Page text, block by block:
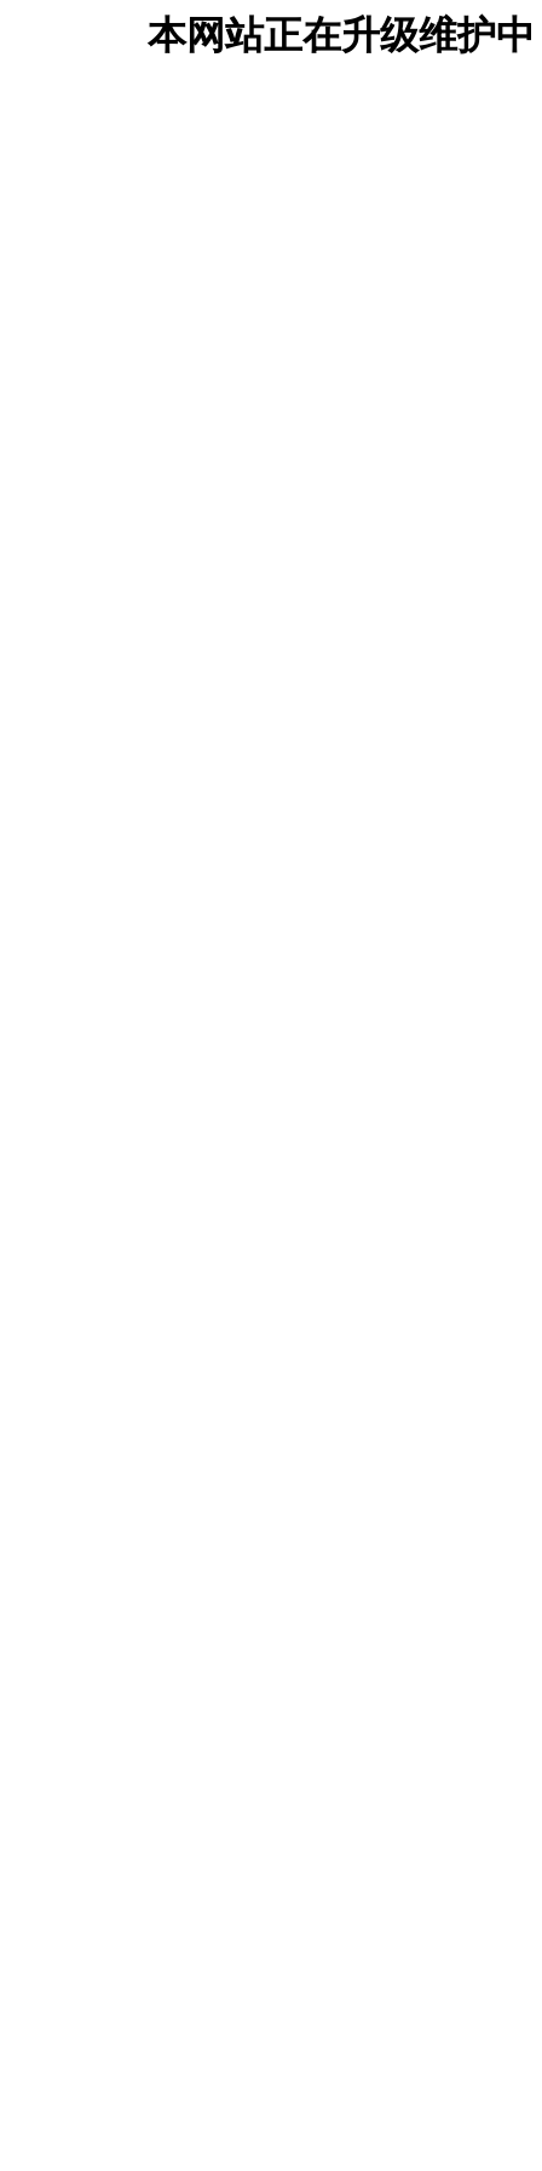
本网站正在升级维护